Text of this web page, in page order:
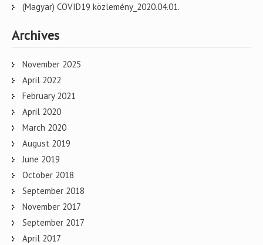
(Magyar) COVID19 közlemény_2020.04.01.
Archives
November 2025
April 2022
February 2021
April 2020
March 2020
August 2019
June 2019
October 2018
September 2018
November 2017
September 2017
April 2017